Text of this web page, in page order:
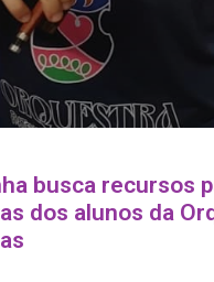
busca recursos
dos alunos da